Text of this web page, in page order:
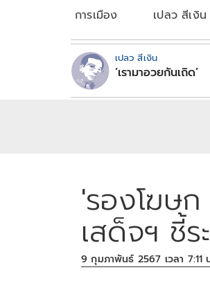
การเมือง เปลว สีเงิน
เปลว สีเงิน
‘เรามาอวยกันเถิด’
'รองโฆษ
เสด็จฯ ชี้
9 กุมภาพันธ์ 2567 เวลา 7:11